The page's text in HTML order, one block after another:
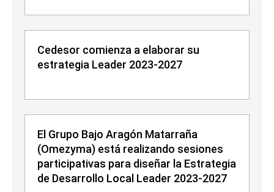
Cedesor comienza a elaborar su
estrategia Leader 2023-2027
El Grupo Bajo Aragón Matarraña
(Omezyma) está realizando sesiones
participativas para diseñar la Estrategia
de Desarrollo Local Leader 2023-2027